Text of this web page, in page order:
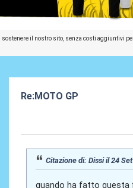
il nostro sito, senza costi aggiuntivi
Re:MOTO GP
Citazione di: Dissi il 24
quando ha fatto questa